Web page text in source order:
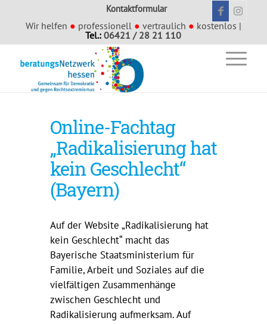
Kontaktformular
Wir helfen ● professionell ● vertraulich ● kostenlos |
Tel.:06421 / 28 21 110
Online-Fachtag
„Radikalisierung hat
kein Geschlecht“
(Bayern)
Auf der Website „Radikalisierung hat
kein Geschlecht“ macht das
Bayerische Staatsministerium für
Familie, Arbeit und Soziales auf die
vielfältigen Zusammenhänge
zwischen Geschlecht und
Radikalisierung aufmerksam. Auf